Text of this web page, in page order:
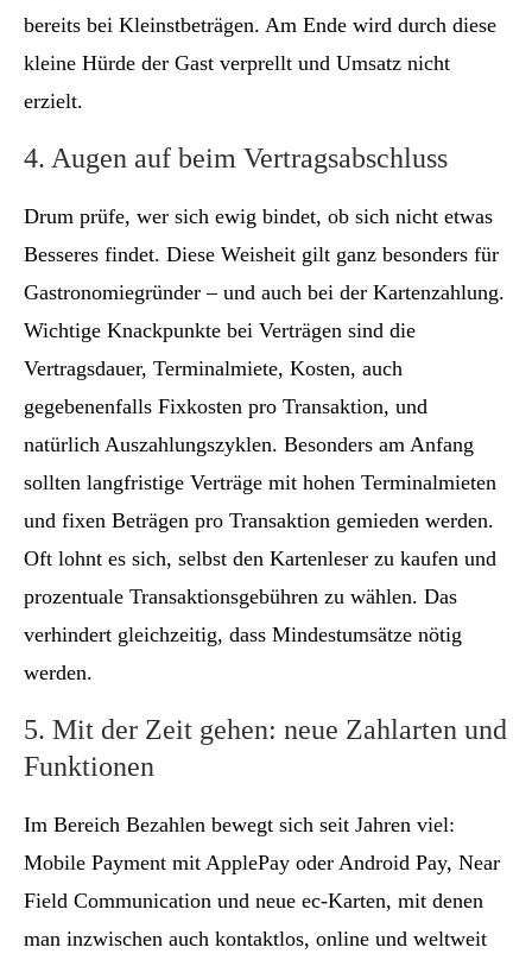
bereits bei Kleinstbeträgen. Am Ende wird durch diese
kleine Hürde der Gast verprellt und Umsatz nicht
erzielt.
4. Augen auf beim Vertragsabschluss
Drum prüfe, wer sich ewig bindet, ob sich nicht etwas
Besseres findet. Diese Weisheit gilt ganz besonders für
Gastronomiegründer – und auch bei der Kartenzahlung.
Wichtige Knackpunkte bei Verträgen sind die
Vertragsdauer, Terminalmiete, Kosten, auch
gegebenenfalls Fixkosten pro Transaktion, und
natürlich Auszahlungszyklen. Besonders am Anfang
sollten langfristige Verträge mit hohen Terminalmieten
und fixen Beträgen pro Transaktion gemieden werden.
Oft lohnt es sich, selbst den Kartenleser zu kaufen und
prozentuale Transaktionsgebühren zu wählen. Das
verhindert gleichzeitig, dass Mindestumsätze nötig
werden.
5. Mit der Zeit gehen: neue Zahlarten und
Funktionen
Im Bereich Bezahlen bewegt sich seit Jahren viel:
Mobile Payment mit ApplePay oder Android Pay, Near
Field Communication und neue ec-Karten, mit denen
man inzwischen auch kontaktlos, online und weltweit